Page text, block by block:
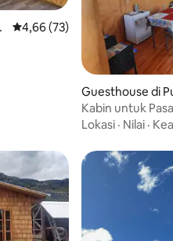
Nilai rata-rata 4,66 dari 5, 73
4,66 (73)
Guesthouse di
nquilo
Kabin untuk
Lokasi · Nilai ·